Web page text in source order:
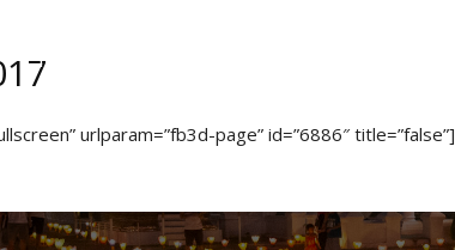
HOME
urlparam=”fb3d-page” id=”6886″ title=”false”]